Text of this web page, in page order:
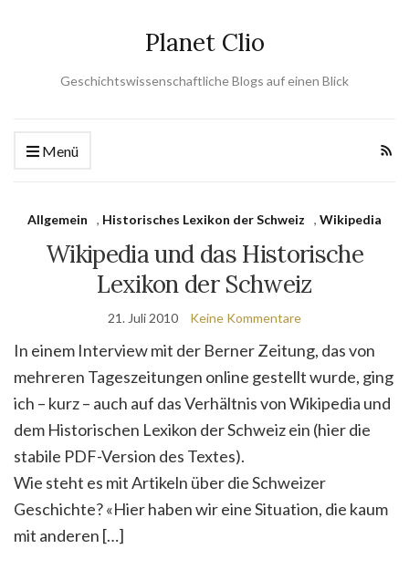
Planet Clio
Geschichtswissenschaftliche Blogs auf einen Blick
Menü
Allgemein , Historisches Lexikon der Schweiz , Wikipedia
Wikipedia und das Historische
Lexikon der Schweiz
21. Juli 2010 Keine Kommentare
In einem Interview mit der Berner Zeitung, das von
mehreren Tageszeitungen online gestellt wurde, ging
ich – kurz – auch auf das Verhältnis von Wikipedia und
dem Historischen Lexikon der Schweiz ein (hier die
stabile PDF-Version des Textes).
Wie steht es mit Artikeln über die Schweizer
Geschichte? «Hier haben wir eine Situation, die kaum
mit anderen […]